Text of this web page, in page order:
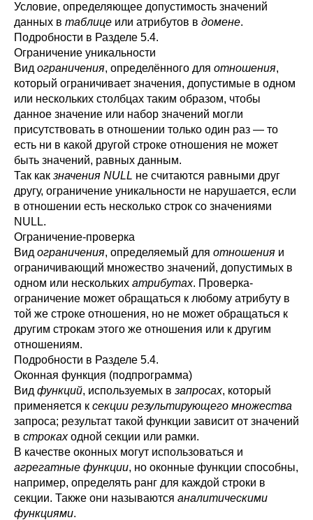
Условие, определяющее допустимость значений
данных в таблице или атрибутов в домене.
Подробности в Разделе 5.4.
Ограничение уникальности
Вид ограничения, определённого для отношения,
который ограничивает значения, допустимые в одном
или нескольких столбцах таким образом, чтобы
данное значение или набор значений могли
присутствовать в отношении только один раз — то
есть ни в какой другой строке отношения не может
быть значений, равных данным.
Так как значения NULL не считаются равными друг
другу, ограничение уникальности не нарушается, если
в отношении есть несколько строк со значениями
NULL.
Ограничение-проверка
Вид ограничения, определяемый для отношения и
ограничивающий множество значений, допустимых в
одном или нескольких атрибутах. Проверка-
ограничение может обращаться к любому атрибуту в
той же строке отношения, но не может обращаться к
другим строкам этого же отношения или к другим
отношениям.
Подробности в Разделе 5.4.
Оконная функция (подпрограмма)
Вид функций, используемых в запросах, который
применяется к секции результирующего множества
запроса; результат такой функции зависит от значений
в строкаходной секции или рамки.
В качестве оконных могут использоваться и
агрегатные функции, но оконные функции способны,
например, определять ранг для каждой строки в
секции. Также они называются аналитическими
функциями.